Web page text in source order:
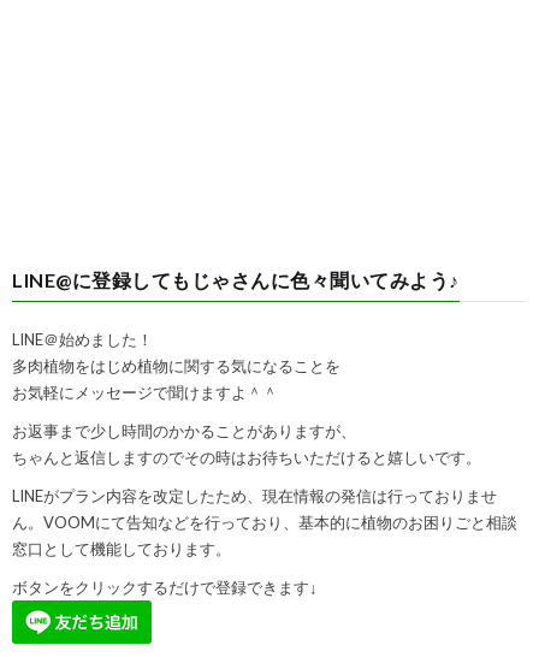
LINE@に登録してもじゃさんに色々聞いてみよう♪
LINE＠始めました！
多肉植物をはじめ植物に関する気になることを
お気軽にメッセージで聞けますよ＾＾
お返事まで少し時間のかかることがありますが、
ちゃんと返信しますのでその時はお待ちいただけると嬉しいです。
LINEがプラン内容を改定したため、現在情報の発信は行っておりませ
ん。VOOMにて告知などを行っており、基本的に植物のお困りごと相談
窓口として機能しております。
ボタンをクリックするだけで登録できます↓